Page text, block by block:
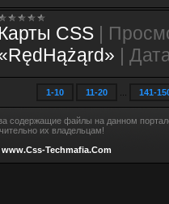
Карты CSS
1-10 11-20 141-
за содержащие файлы на данном
их владельцам!
www.Css-Techmafia.Com